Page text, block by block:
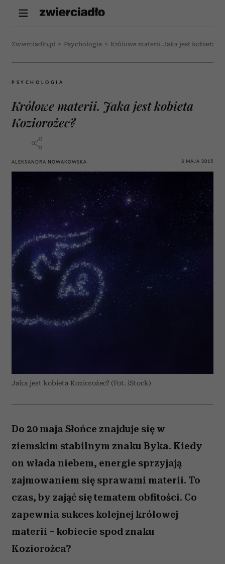
Zwierciadlo.pl > Psychologia > Królowe materii. Jaka jest kobieta
PSYCHOLOGIA
Królowe materii. Jaka jest kobieta
Koziorożec?
ALEKSANDRA NOWAKOWSKA 3 MAJA 2015
Jaka jest kobieta Koziorożec? (Fot. iStock)
Do 20 maja Słońce znajduje się w
ziemskim stabilnym znaku Byka. Kiedy
on włada niebem, energie sprzyjają
zajmowaniem się sprawami materii. To
czas, by zająć się tematem obfitości. Co
zapewnia sukces kolejnej królowej
materii – kobiecie spod znaku
Koziorożca?